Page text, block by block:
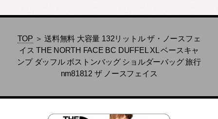
TOP ＞ 送料無料 大容量 132リットル ザ・ノースフェ
イス THE NORTH FACE BC DUFFEL XL ベースキャ
ンプ ダッフル ボストンバッグ ショルダーバッグ 旅行
nm81812 ザ ノースフェイス